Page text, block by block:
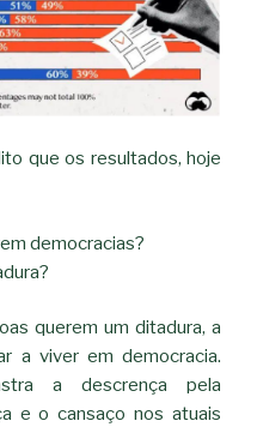
que os resultados, hoje
democracias?
querem um ditadura, a
a viver em democracia.
a descrença pela
e o cansaço nos atuais